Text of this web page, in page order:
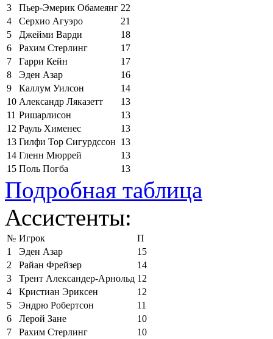
3
Пьер-Эмерик Обамеянг 22
4
Серхио Агуэро
21
5
Джейми Варди
18
6
Рахим Стерлинг
17
7
Гарри Кейн
17
8
Эден Азар
16
9
Каллум Уилсон
14
10 Александр Ляказетт
13
11 Ришарлисон
13
12 Рауль Хименес
13
13 Гилфи Тор Сигурдссон 13
14 Гленн Мюррей
13
15 Поль Погба 13
Подробная таблица
Ассистенты:
№ Игрок
П
1
Эден Азар
15
2
Райан Фрейзер
14
3
Трент Александер-Арнольд 12
4
Кристиан Эриксен
12
5
Эндрю Робертсон
11
6
Лерой Зане
10
7
Рахим Стерлинг
10